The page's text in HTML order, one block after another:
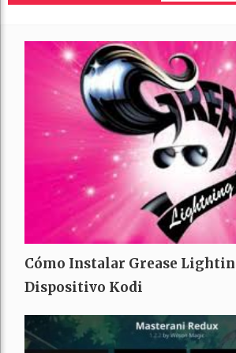
Cómo Instalar Grease
Dispositivo Kodi